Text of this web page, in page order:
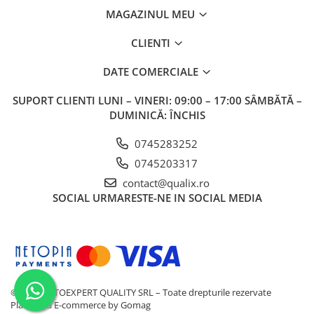
300 ml Art. nr. 5128/21623
MAGAZINUL MEU
CLIENTI
DATE COMERCIALE
SUPORT CLIENTI LUNI – VINERI: 09:00 – 17:00 SÂMBĂTĂ –
DUMINICĂ: ÎNCHIS
0745283252
0745203317
contact@qualix.ro
SOCIAL URMARESTE-NE IN SOCIAL MEDIA
© 2026 AUTOEXPERT QUALITY SRL – Toate drepturile rezervate
Platforma E-commerce by Gomag